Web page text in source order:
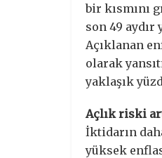
bir kısmını
son 49
Açıklanan
olarak
yaklaşık
Açlık riski
İktidarın
yüksek